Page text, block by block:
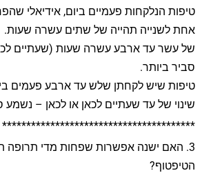
טיפות הנלקחות פעמיים ביום, אידיאלי
אחת לשנייה תהייה של שתים עשרה
של עשר עד ארבע עשרה שעות (שעתיים
סביר ביותר.
טיפות שיש לקחתן שלש עד ארבע פעמים
שינוי של עד שעתיים לכאן או לכאן – נשמע
****************************************
3. האם ישנה אפשרות שפחות מדי תרופה
הטיפטוף?